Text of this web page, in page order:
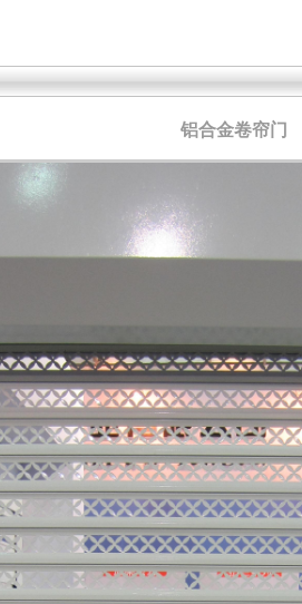
铝合金卷帘门